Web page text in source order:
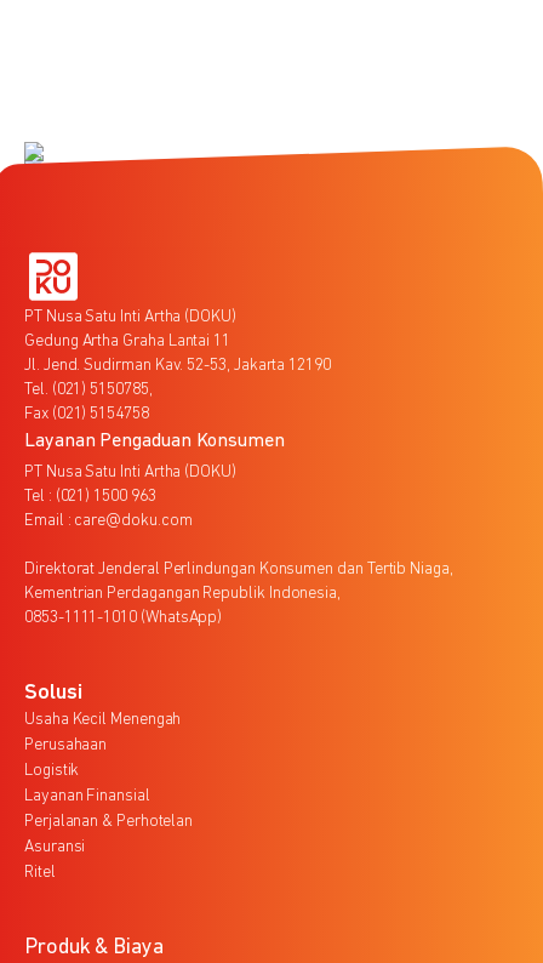
PT Nusa Satu Inti Artha (DOKU)
Gedung Artha Graha Lantai 11
Jl. Jend. Sudirman Kav. 52-53, Jakarta 12190
Tel. (021) 5150785,
Fax (021) 5154758
Layanan Pengaduan Konsumen
PT Nusa Satu Inti Artha (DOKU)
Tel : (021) 1500 963
Email : care@doku.com
Direktorat Jenderal Perlindungan Konsumen dan Tertib Niaga,
Kementrian Perdagangan Republik Indonesia,
0853-1111-1010 (WhatsApp)
Solusi
Usaha Kecil Menengah
Perusahaan
Logistik
Layanan Finansial
Perjalanan & Perhotelan
Asuransi
Ritel
Produk & Biaya